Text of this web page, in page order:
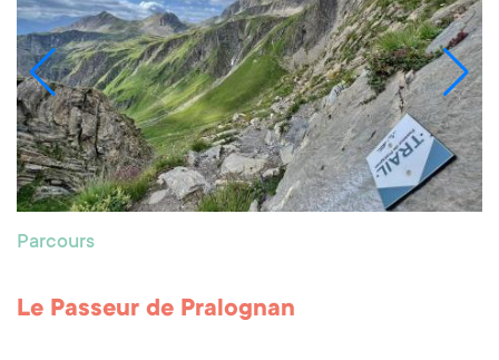
Parcours
Le Passeur de Pralognan